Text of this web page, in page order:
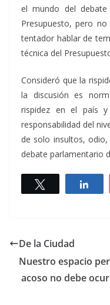
el mundo del
Presupuesto, pero
tentador hablar de
técnica del
Consideró que la
la discusión es
rispidez en el país
responsabilidad del
de solo insultos,
debate parlamentario
Twittear
De la Ciudad
Nuestro espacio
acoso no debe